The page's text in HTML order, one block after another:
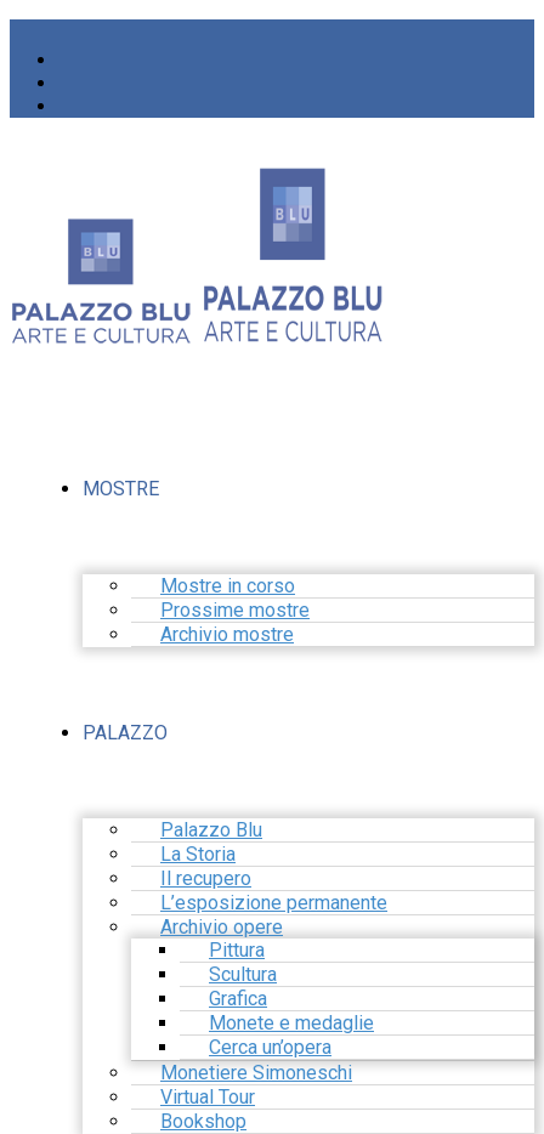
MOSTRE
Mostre in corso
Prossime mostre
Archivio mostre
PALAZZO
Palazzo Blu
La Storia
Il recupero
L’esposizione permanente
Archivio opere
Pittura
Scultura
Grafica
Monete e medaglie
Cerca un’opera
Monetiere Simoneschi
Virtual Tour
Bookshop